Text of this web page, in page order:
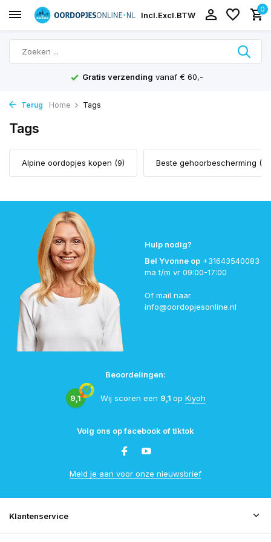
Incl.Excl.BTW
0
Gratis verzending vanaf € 60,-
Terug Home Tags
Tags
Alpine oordopjes kopen (9) Beste gehoorbescherming
Hulp nodig?
Bel Yvonne op +31643540083
ma t/m vr 09:00-17:00
Of mail naar
info@oordopjesonline.nl
Beoordelingen:
9,1 Wij scoren een 9,1 op Kiyoh
Volg ons op facebook of tiktok
Meld je aan voor onze nieuwsbrief
Klantenservice